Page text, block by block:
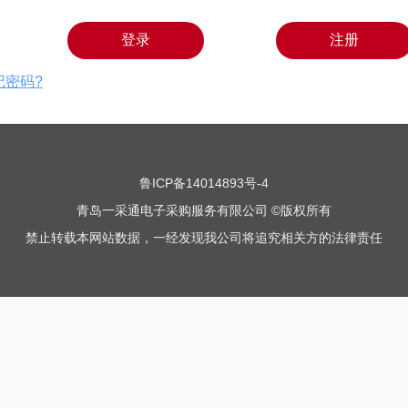
登录 注册
密码?
鲁ICP备14014893号-4
青岛一采通电子采购服务有限公司 ©版权所有
禁止转载本网站数据，一经发现我公司将追究相关方的法律责任